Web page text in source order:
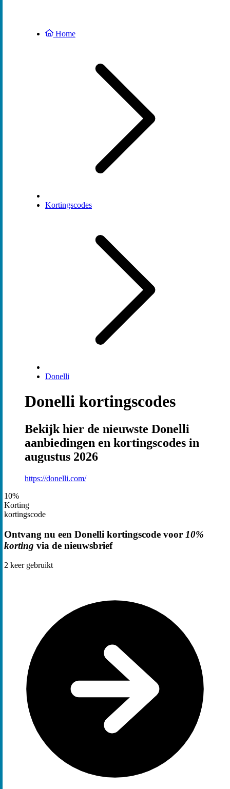
Home
Kortingscodes
Donelli
Donelli kortingscodes
Bekijk hier de nieuwste Donelli
aanbiedingen en kortingscodes in
augustus 2026
https://donelli.com/
10%
Korting
kortingscode
Ontvang nu een Donelli kortingscode voor 10%
korting via de nieuwsbrief
2 keer gebruikt